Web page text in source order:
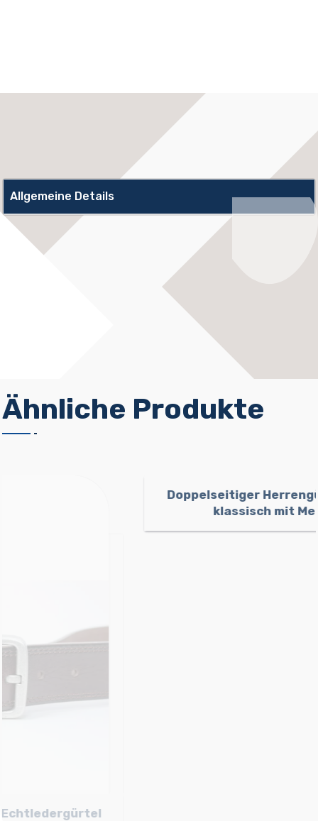
Allgemeine Details
Ähnliche Produkte
Doppelseitiger Herrengürtel aus Echtleder